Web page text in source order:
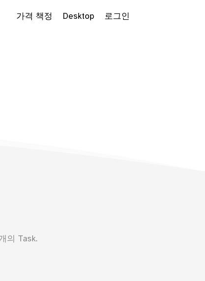
가격 책정 Desktop 로그인
의 Task.